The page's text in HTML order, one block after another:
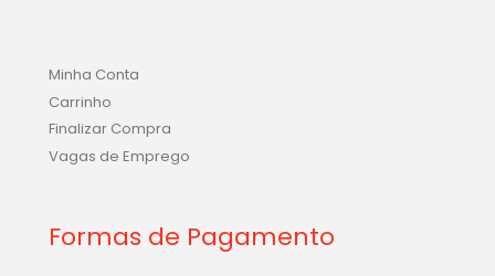
Minha Conta
Carrinho
Finalizar Compra
Vagas de Emprego
Formas de Pagamento